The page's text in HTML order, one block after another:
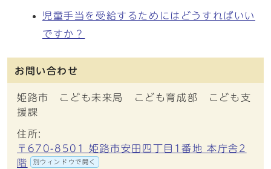
児童手当を受給するためにはどうすればいい
ですか？
お問い合わせ
姫路市 こども未来局 こども育成部 こども支
援課
住所:
〒670-8501 姫路市安田四丁目1番地 本庁舎2
階
別ウィンドウで開く